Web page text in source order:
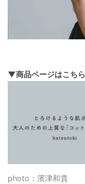
▼商品ページはこちら
photo：濱津和貴